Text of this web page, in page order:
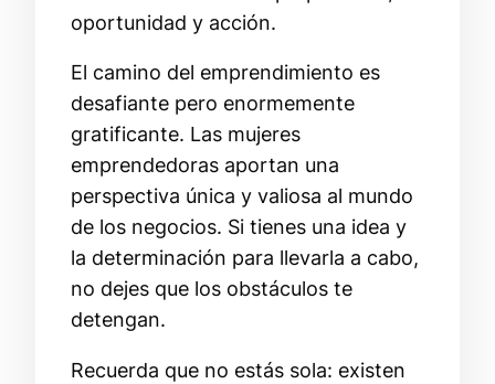
oportunidad y acción.
El camino del emprendimiento es
desafiante pero enormemente
gratificante. Las mujeres
emprendedoras aportan una
perspectiva única y valiosa al mundo
de los negocios. Si tienes una idea y
la determinación para llevarla a cabo,
no dejes que los obstáculos te
detengan.
Recuerda que no estás sola: existen